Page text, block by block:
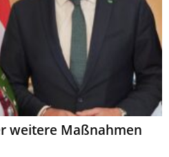
weitere Maßnahmen